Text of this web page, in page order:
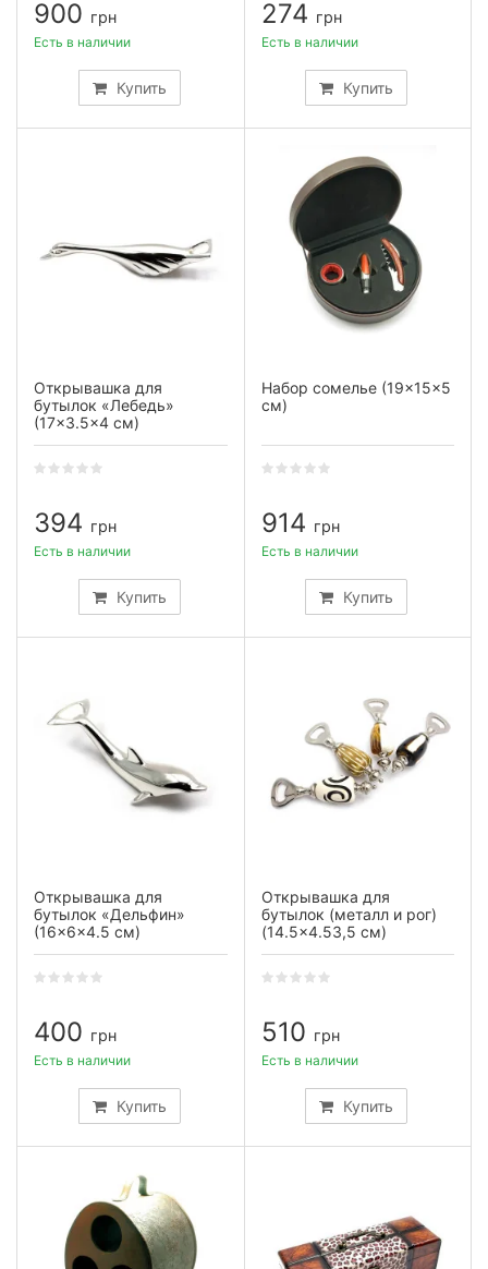
900 грн
Купить
Есть в наличии
274 грн
Купить
Есть в наличии
Открывашка для
бутылок «Лебедь»
(17×3.5×4 см)
394 грн
Купить
Есть в наличии
Набор сомелье (19×15×5
см)
914 грн
Купить
Есть в наличии
Открывашка для
бутылок «Дельфин»
(16×6×4.5 см)
400 грн
Купить
Есть в наличии
Открывашка для
бутылок (металл и рог)
(14.5×4.53,5 см)
510 грн
Купить
Есть в наличии